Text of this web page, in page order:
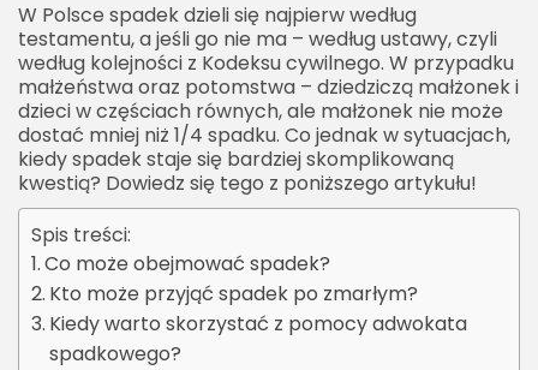
W Polsce spadek dzieli się najpierw według
testamentu, a jeśli go nie ma – według ustawy, czyli
według kolejności z Kodeksu cywilnego. W przypadku
małżeństwa oraz potomstwa – dziedziczą małżonek i
dzieci w częściach równych, ale małżonek nie może
dostać mniej niż 1/4 spadku. Co jednak w sytuacjach,
kiedy spadek staje się bardziej skomplikowaną
kwestią? Dowiedz się tego z poniższego artykułu!
Spis treści:
​Co może obejmować spadek?
​Kto może przyjąć spadek po zmarłym?
​Kiedy warto skorzystać z pomocy adwokata
spadkowego?